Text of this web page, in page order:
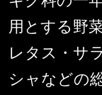
用とする野菜
レタス・サ
シャなどの総